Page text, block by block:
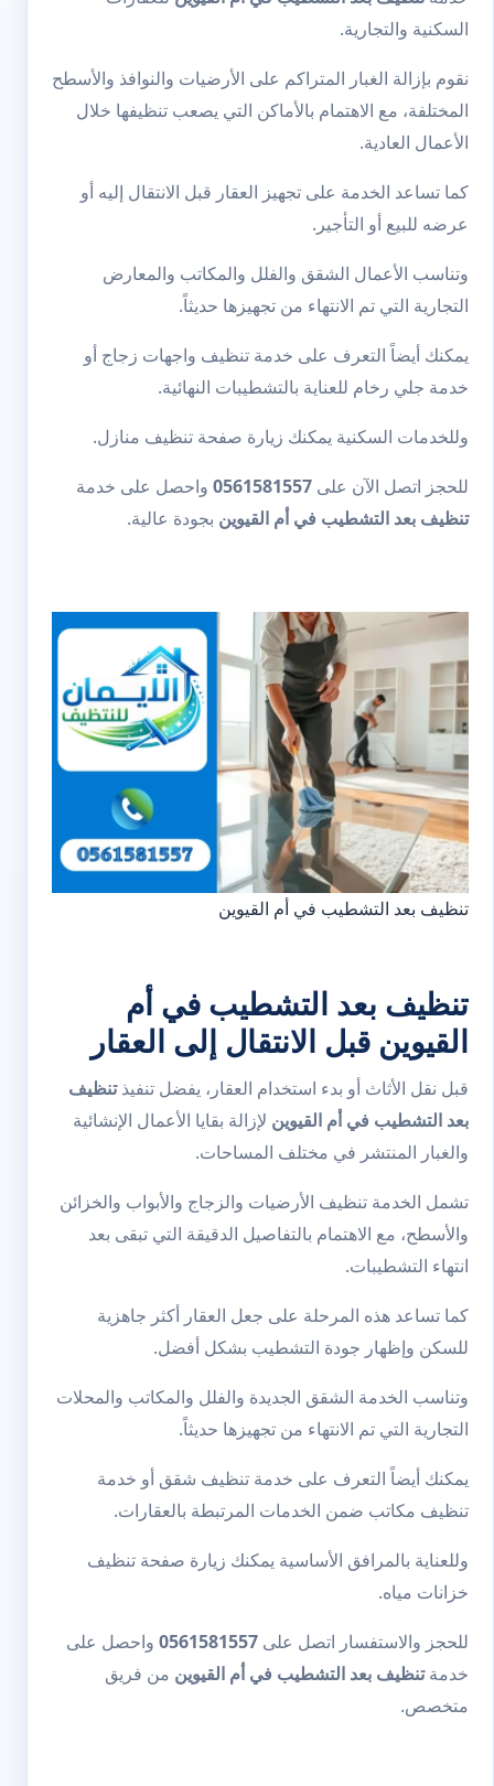
السكنية والتجارية.
نقوم بإزالة الغبار المتراكم على الأرضيات والنوافذ والأسطح
المختلفة، مع الاهتمام بالأماكن التي يصعب تنظيفها خلال
الأعمال العادية.
كما تساعد الخدمة على تجهيز العقار قبل الانتقال إليه أو
عرضه للبيع أو التأجير.
وتناسب الأعمال الشقق والفلل والمكاتب والمعارض
التجارية التي تم الانتهاء من تجهيزها حديثاً.
يمكنك أيضاً التعرف على خدمة تنظيف واجهات زجاج أو
خدمة جلي رخام للعناية بالتشطيبات النهائية.
وللخدمات السكنية يمكنك زيارة صفحة تنظيف منازل.
للحجز اتصل الآن على 0561581557 واحصل على خدمة
تنظيف بعد التشطيب في أم القيوين بجودة عالية.
تنظيف بعد التشطيب في أم القيوين
تنظيف بعد التشطيب في أم
القيوين قبل الانتقال إلى العقار
قبل نقل الأثاث أو بدء استخدام العقار، يفضل تنفيذتنظيف
بعد التشطيب في أم القيوين لإزالة بقايا الأعمال الإنشائية
والغبار المنتشر في مختلف المساحات.
تشمل الخدمة تنظيف الأرضيات والزجاج والأبواب والخزائن
والأسطح، مع الاهتمام بالتفاصيل الدقيقة التي تبقى بعد
انتهاء التشطيبات.
كما تساعد هذه المرحلة على جعل العقار أكثر جاهزية
للسكن وإظهار جودة التشطيب بشكل أفضل.
وتناسب الخدمة الشقق الجديدة والفلل والمكاتب والمحلات
التجارية التي تم الانتهاء من تجهيزها حديثاً.
يمكنك أيضاً التعرف على خدمة تنظيف شقق أو خدمة
تنظيف مكاتب ضمن الخدمات المرتبطة بالعقارات.
وللعناية بالمرافق الأساسية يمكنك زيارة صفحة تنظيف
خزانات مياه.
للحجز والاستفسار اتصل على 0561581557 واحصل على
خدمةتنظيف بعد التشطيب في أم القيوين من فريق
متخصص.